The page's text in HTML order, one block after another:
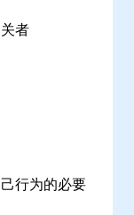
者
行为的必要